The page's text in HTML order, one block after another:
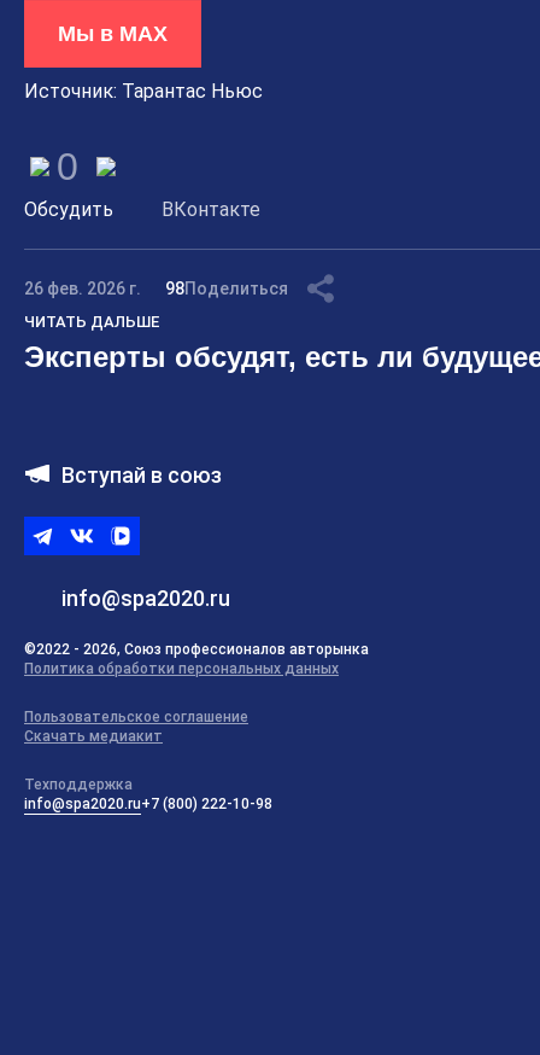
Мы в МАХ
Источник: Тарантас Ньюс
0
Обсудить ВКонтакте
26 фев. 2026 г. 98Поделиться
ЧИТАТЬ ДАЛЬШЕ
Эксперты обсудят, есть ли
Вступай в союз
info@spa2020.ru
TelegramВКонтакте
ВК
©2022 - 2026, Союз профессионалов авторынка
Политика обработки персональных данных
Пользовательское соглашение
Скачать медиакит
Техподдержка
info@spa2020.ru+7 (800) 222-10-98